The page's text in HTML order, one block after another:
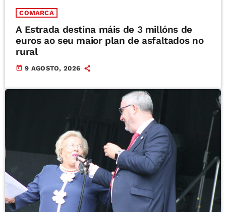
COMARCA
A Estrada destina máis de 3 millóns de
euros ao seu maior plan de asfaltados no
rural
today 9 AGOSTO, 2026